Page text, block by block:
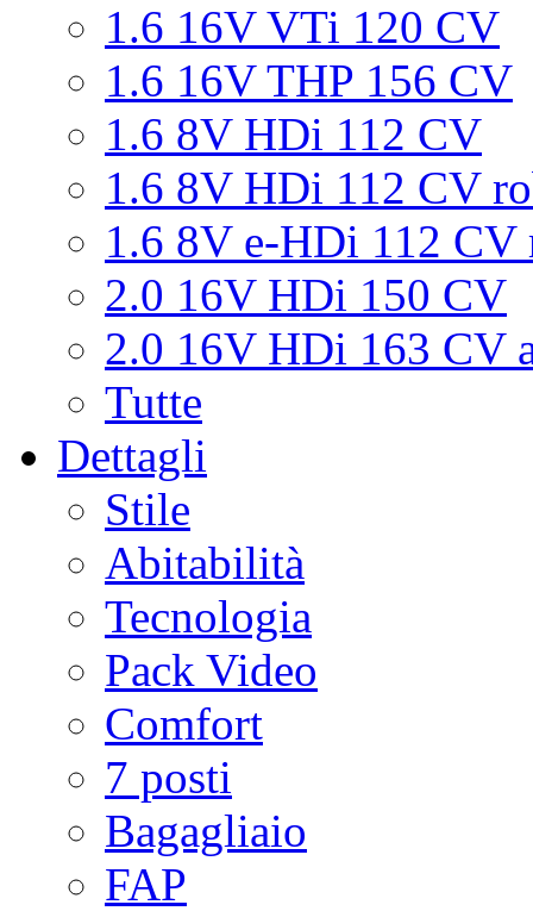
1.6 16V VTi 120 CV
1.6 16V THP 156 CV
1.6 8V HDi 112 CV
1.6 8V HDi 112 CV
1.6 8V e-HDi 112 CV
2.0 16V HDi 150 CV
2.0 16V HDi 163 CV
Tutte
Dettagli
Stile
Abitabilità
Tecnologia
Pack Video
Comfort
7 posti
Bagagliaio
FAP